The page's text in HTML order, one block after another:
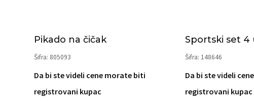
Pikado na čičak
Šifra: 805093
Da bi ste videli cene morate biti
registrovani kupac
Sportski set 4
Šifra: 148646
Da bi ste videli
registrovani kupac